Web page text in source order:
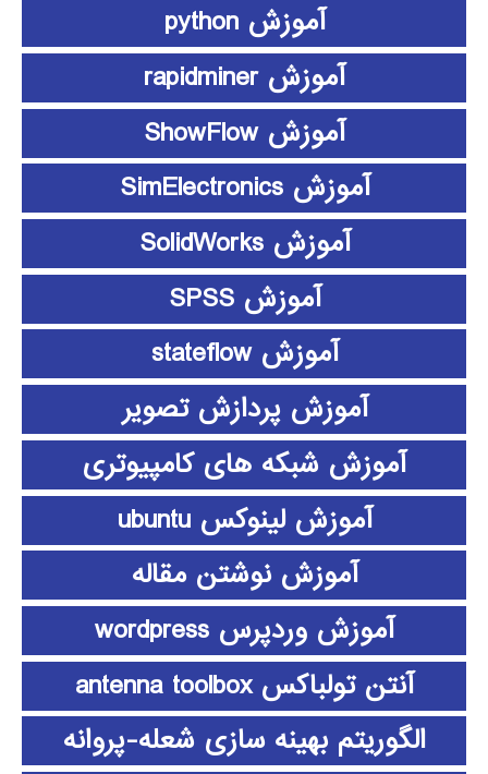
آموزش python
آموزش rapidminer
آموزش ShowFlow
آموزش SimElectronics
آموزش SolidWorks
آموزش SPSS
آموزش stateflow
آموزش پردازش تصویر
آموزش شبکه های کامپیوتری
آموزش لینوکس ubuntu
آموزش نوشتن مقاله
آموزش وردپرس wordpress
آنتن تولباکس antenna toolbox
الگوریتم بهینه سازی شعله-پروانه